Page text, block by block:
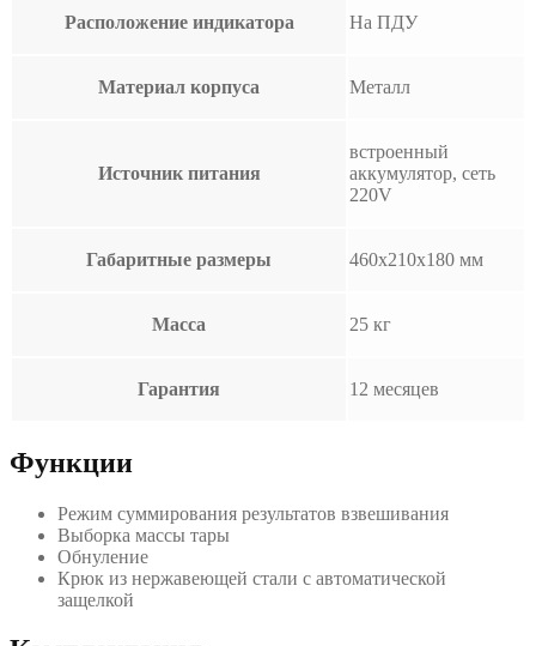
Расположение индикатора На ПДУ
Материал корпуса Металл
Источник питания
встроенный
аккумулятор, сеть
220V
Габаритные размеры 460х210х180 мм
Масса 25 кг
Гарантия 12 месяцев
Функции
Режим суммирования результатов взвешивания
Выборка массы тары
Обнуление
Крюк из нержавеющей стали с автоматической
защелкой